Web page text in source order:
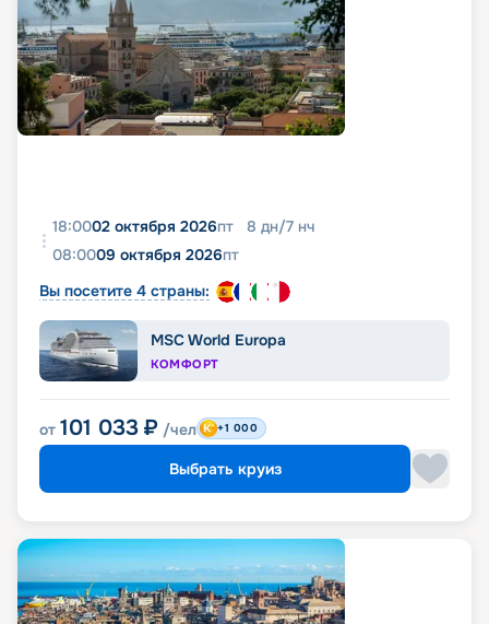
18:0002 октября 2026пт 8 дн/7 нч
08:0009 октября 2026пт
Вы посетите 4 страны:
MSC World Europa
КОМФОРТ
от 101 033 ₽ /чел +1 000
Выбрать круиз